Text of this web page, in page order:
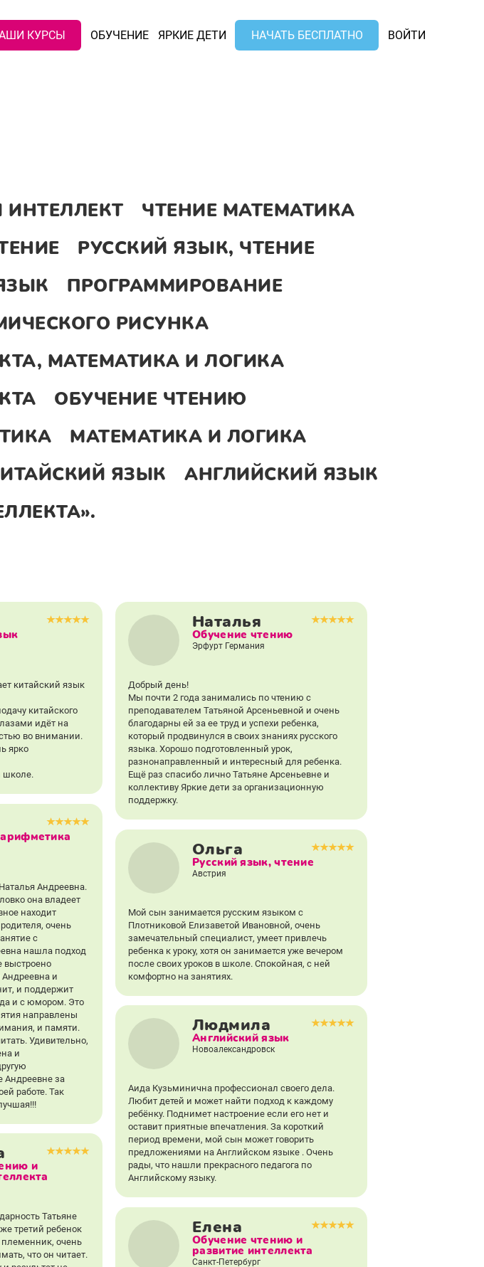
КУРСЫ ОБУЧЕНИЕ ЯРКИЕ ДЕТИ НАЧАТЬ БЕСПЛАТНО ВОЙТИ
ЧТЕНИЕ МАТЕМАТИКА
РУССКИЙ ЯЗЫК, ЧТЕНИЕ
ПРОГРАММИРОВАНИЕ
РИСУНКА
МАТЕМАТИКА И ЛОГИКА
ОБУЧЕНИЕ ЧТЕНИЮ
МАТЕМАТИКА И ЛОГИКА
ЯЗЫК
АНГЛИЙСКИЙ ЯЗЫК
китайский язык
китайского
идёт на
во внимании.
ярко
школе.
Наталья
Обучение чтению
Эрфурт Германия
Добрый день!
Мы почти 2 года занимались по чтению с
преподавателем Татьяной Арсеньевной и очень
благодарны ей за ее труд и успехи ребенка,
который продвинулся в своих знаниях русского
языка. Хорошо подготовленный урок,
разнонаправленный и интересный для ребенка.
Ещё раз спасибо лично Татьяне Арсеньевне и
коллективу Яркие дети за организационную
поддержку.
Андреевна.
она владеет
находит
очень
с
нашла подход
выстроено
Андреевна и
и поддержит
и с юмором. Это
направлены
и памяти.
Удивительно,
и
Андреевне за
работе. Так
Ольга
Русский язык, чтение
Австрия
Мой сын занимается русским языком с
Плотниковой Елизаветой Ивановной, очень
замечательный специалист, умеет привлечь
ребенка к уроку, хотя он занимается уже вечером
после своих уроков в школе. Спокойная, с ней
комфортно на занятиях.
Людмила
Английский язык
Новоалександровск
Аида Кузьминична профессионал своего дела.
Любит детей и может найти подход к каждому
ребёнку. Поднимет настроение если его нет и
оставит приятные впечатления. За короткий
период времени, мой сын может говорить
предложениями на Английском языке . Очень
рады, что нашли прекрасного педагога по
Английскому языку.
и
Татьяне
третий ребенок
очень
что он читает.
Елена
Обучение чтению и
развитие интеллекта
Санкт-Петербург